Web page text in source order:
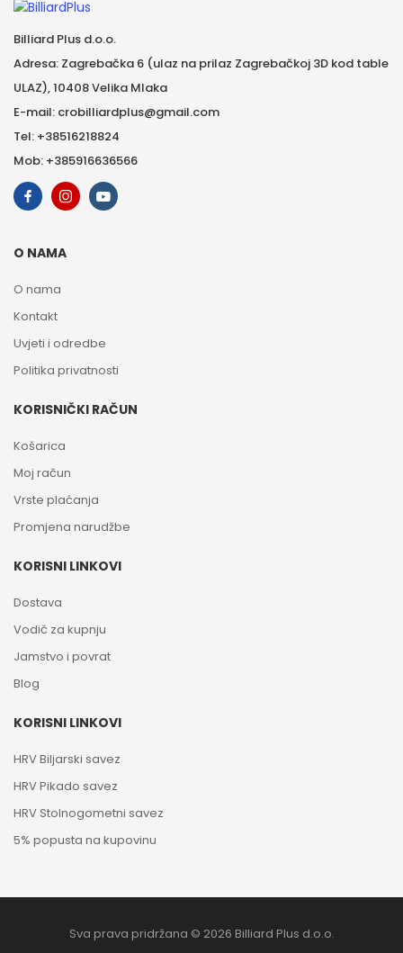
Billiard Plus d.o.o.
Adresa: Zagrebačka 6 (ulaz na prilaz Zagrebačkoj 3D kod table
ULAZ), 10408 Velika Mlaka
E-mail: crobilliardplus@gmail.com
Tel: +38516218824
Mob: +385916636566
O NAMA
O nama
Kontakt
Uvjeti i odredbe
Politika privatnosti
KORISNIČKI RAČUN
Košarica
Moj račun
Vrste plaćanja
Promjena narudžbe
KORISNI LINKOVI
Dostava
Vodič za kupnju
Jamstvo i povrat
Blog
KORISNI LINKOVI
HRV Biljarski savez
HRV Pikado savez
HRV Stolnogometni savez
5% popusta na kupovinu
Sva prava pridržana © 2026 Billiard Plus d.o.o.